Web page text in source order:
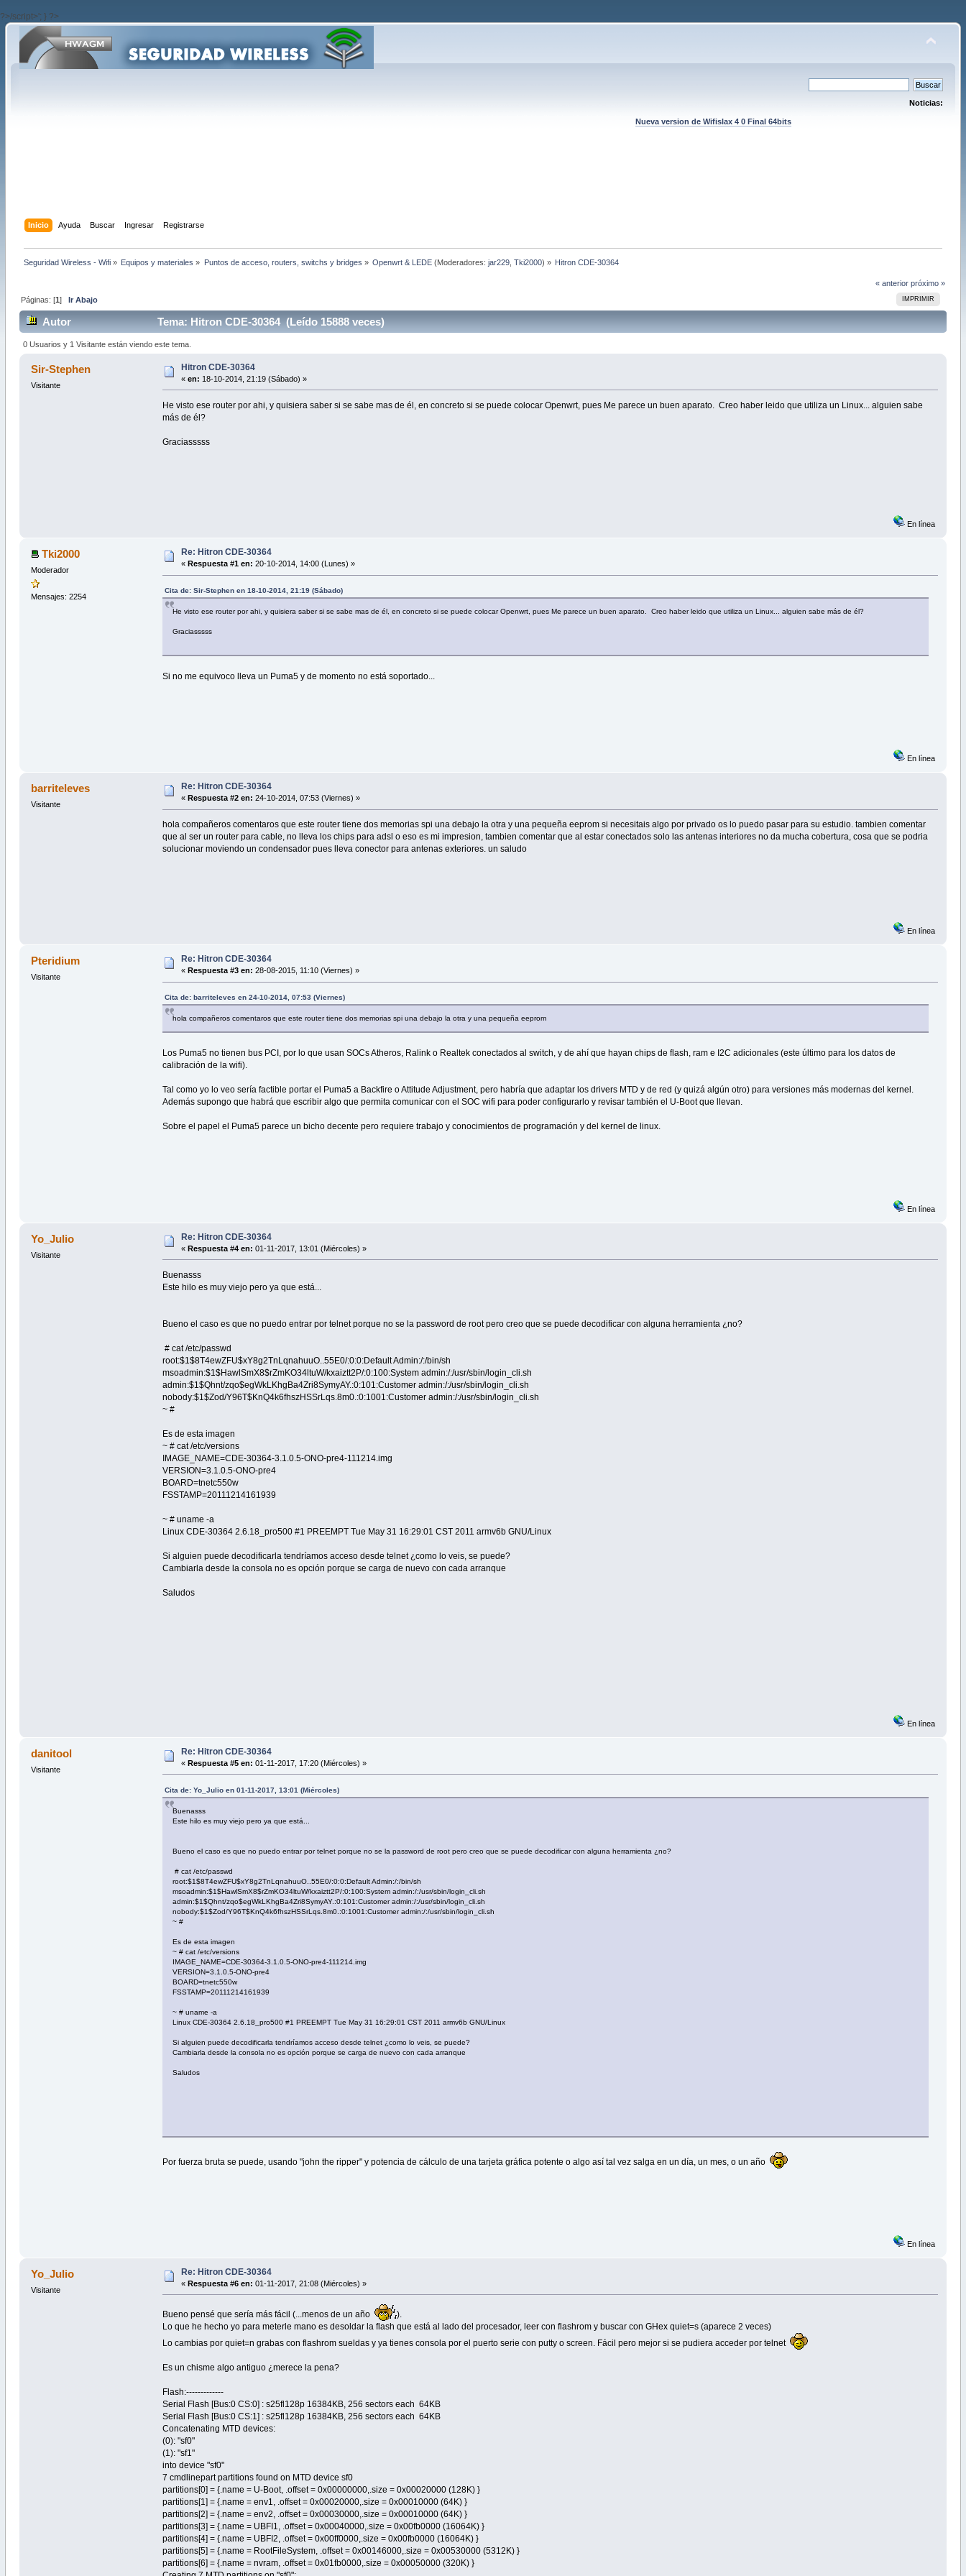
?>/script>'; } ?>
Noticias:
Nueva version de Wifislax 4 0 Final 64bits
Inicio Ayuda Buscar Ingresar Registrarse
Seguridad Wireless - Wifi» Equipos y materiales » Puntos de acceso, routers, switchs y bridges » Openwrt & LEDE(Moderadores: jar229, Tki2000) » Hitron CDE-30364
« anterior próximo »
IMPRIMIR
Páginas: [1] Ir Abajo
Autor Tema: Hitron CDE-30364 (Leído 15888 veces)
0 Usuarios y 1 Visitante están viendo este tema.
Sir-Stephen
Visitante
Hitron CDE-30364
« en: 18-10-2014, 21:19 (Sábado) »
He visto ese router por ahi, y quisiera saber si se sabe mas de él, en concreto si se puede colocar Openwrt, pues Me parece un buen aparato. Creo haber leido que utiliza un Linux... alguien sabe
más de él?
Graciasssss
En línea
Tki2000
Moderador
Mensajes: 2254
Re: Hitron CDE-30364
« Respuesta #1 en: 20-10-2014, 14:00 (Lunes) »
Cita de: Sir-Stephen en 18-10-2014, 21:19 (Sábado)
He visto ese router por ahi, y quisiera saber si se sabe mas de él, en concreto si se puede colocar Openwrt, pues Me parece un buen aparato. Creo haber leido que utiliza un Linux... alguien sabe más de él?
Graciasssss
Si no me equivoco lleva un Puma5 y de momento no está soportado...
En línea
barriteleves
Visitante
Re: Hitron CDE-30364
« Respuesta #2 en: 24-10-2014, 07:53 (Viernes) »
hola compañeros comentaros que este router tiene dos memorias spi una debajo la otra y una pequeña eeprom si necesitais algo por privado os lo puedo pasar para su estudio. tambien comentar
que al ser un router para cable, no lleva los chips para adsl o eso es mi impresion, tambien comentar que al estar conectados solo las antenas interiores no da mucha cobertura, cosa que se podria
solucionar moviendo un condensador pues lleva conector para antenas exteriores. un saludo
En línea
Pteridium
Visitante
Re: Hitron CDE-30364
« Respuesta #3 en: 28-08-2015, 11:10 (Viernes) »
Cita de: barriteleves en 24-10-2014, 07:53 (Viernes)
hola compañeros comentaros que este router tiene dos memorias spi una debajo la otra y una pequeña eeprom
Los Puma5 no tienen bus PCI, por lo que usan SOCs Atheros, Ralink o Realtek conectados al switch, y de ahí que hayan chips de flash, ram e I2C adicionales (este último para los datos de
calibración de la wifi).
Tal como yo lo veo sería factible portar el Puma5 a Backfire o Attitude Adjustment, pero habría que adaptar los drivers MTD y de red (y quizá algún otro) para versiones más modernas del kernel.
Además supongo que habrá que escribir algo que permita comunicar con el SOC wifi para poder configurarlo y revisar también el U-Boot que llevan.
Sobre el papel el Puma5 parece un bicho decente pero requiere trabajo y conocimientos de programación y del kernel de linux.
En línea
Yo_Julio
Visitante
Re: Hitron CDE-30364
« Respuesta #4 en: 01-11-2017, 13:01 (Miércoles) »
Buenasss
Este hilo es muy viejo pero ya que está...
Bueno el caso es que no puedo entrar por telnet porque no se la password de root pero creo que se puede decodificar con alguna herramienta ¿no?
# cat /etc/passwd
root:$1$8T4ewZFU$xY8g2TnLqnahuuO..55E0/:0:0:Default Admin:/:/bin/sh
msoadmin:$1$HawlSmX8$rZmKO34ltuW/kxaiztt2P/:0:100:System admin:/:/usr/sbin/login_cli.sh
admin:$1$Qhnt/zqo$egWkLKhgBa4Zri8SymyAY.:0:101:Customer admin:/:/usr/sbin/login_cli.sh
nobody:$1$Zod/Y96T$KnQ4k6fhszHSSrLqs.8m0.:0:1001:Customer admin:/:/usr/sbin/login_cli.sh
~ #
Es de esta imagen
~ # cat /etc/versions
IMAGE_NAME=CDE-30364-3.1.0.5-ONO-pre4-111214.img
VERSION=3.1.0.5-ONO-pre4
BOARD=tnetc550w
FSSTAMP=20111214161939
~ # uname -a
Linux CDE-30364 2.6.18_pro500 #1 PREEMPT Tue May 31 16:29:01 CST 2011 armv6b GNU/Linux
Si alguien puede decodificarla tendríamos acceso desde telnet ¿como lo veis, se puede?
Cambiarla desde la consola no es opción porque se carga de nuevo con cada arranque
Saludos
En línea
danitool
Visitante
Re: Hitron CDE-30364
« Respuesta #5 en: 01-11-2017, 17:20 (Miércoles) »
Cita de: Yo_Julio en 01-11-2017, 13:01 (Miércoles)
Buenasss
Este hilo es muy viejo pero ya que está...
Bueno el caso es que no puedo entrar por telnet porque no se la password de root pero creo que se puede decodificar con alguna herramienta ¿no?
# cat /etc/passwd
root:$1$8T4ewZFU$xY8g2TnLqnahuuO..55E0/:0:0:Default Admin:/:/bin/sh
msoadmin:$1$HawlSmX8$rZmKO34ltuW/kxaiztt2P/:0:100:System admin:/:/usr/sbin/login_cli.sh
admin:$1$Qhnt/zqo$egWkLKhgBa4Zri8SymyAY.:0:101:Customer admin:/:/usr/sbin/login_cli.sh
nobody:$1$Zod/Y96T$KnQ4k6fhszHSSrLqs.8m0.:0:1001:Customer admin:/:/usr/sbin/login_cli.sh
~ #
Es de esta imagen
~ # cat /etc/versions
IMAGE_NAME=CDE-30364-3.1.0.5-ONO-pre4-111214.img
VERSION=3.1.0.5-ONO-pre4
BOARD=tnetc550w
FSSTAMP=20111214161939
~ # uname -a
Linux CDE-30364 2.6.18_pro500 #1 PREEMPT Tue May 31 16:29:01 CST 2011 armv6b GNU/Linux
Si alguien puede decodificarla tendríamos acceso desde telnet ¿como lo veis, se puede?
Cambiarla desde la consola no es opción porque se carga de nuevo con cada arranque
Saludos
Por fuerza bruta se puede, usando "john the ripper" y potencia de cálculo de una tarjeta gráfica potente o algo así tal vez salga en un día, un mes, o un año
En línea
Yo_Julio
Visitante
Re: Hitron CDE-30364
« Respuesta #6 en: 01-11-2017, 21:08 (Miércoles) »
Bueno pensé que sería más fácil (...menos de un año
).
Lo que he hecho yo para meterle mano es desoldar la flash que está al lado del procesador, leer con flashrom y buscar con GHex quiet=s (aparece 2 veces)
Lo cambias por quiet=n grabas con flashrom sueldas y ya tienes consola por el puerto serie con putty o screen. Fácil pero mejor si se pudiera acceder por telnet
Es un chisme algo antiguo ¿merece la pena?
Flash:-------------
Serial Flash [Bus:0 CS:0] : s25fl128p 16384KB, 256 sectors each 64KB
Serial Flash [Bus:0 CS:1] : s25fl128p 16384KB, 256 sectors each 64KB
Concatenating MTD devices:
(0): "sf0"
(1): "sf1"
into device "sf0"
7 cmdlinepart partitions found on MTD device sf0
partitions[0] = {.name = U-Boot, .offset = 0x00000000,.size = 0x00020000 (128K) }
partitions[1] = {.name = env1, .offset = 0x00020000,.size = 0x00010000 (64K) }
partitions[2] = {.name = env2, .offset = 0x00030000,.size = 0x00010000 (64K) }
partitions[3] = {.name = UBFI1, .offset = 0x00040000,.size = 0x00fb0000 (16064K) }
partitions[4] = {.name = UBFI2, .offset = 0x00ff0000,.size = 0x00fb0000 (16064K) }
partitions[5] = {.name = RootFileSystem, .offset = 0x00146000,.size = 0x00530000 (5312K) }
partitions[6] = {.name = nvram, .offset = 0x01fb0000,.size = 0x00050000 (320K) }